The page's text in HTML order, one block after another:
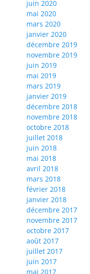
juin 2020
mai 2020
mars 2020
janvier 2020
décembre 2019
novembre 2019
juin 2019
mai 2019
mars 2019
janvier 2019
décembre 2018
novembre 2018
octobre 2018
juillet 2018
juin 2018
mai 2018
avril 2018
mars 2018
février 2018
janvier 2018
décembre 2017
novembre 2017
octobre 2017
août 2017
juillet 2017
juin 2017
mai 2017